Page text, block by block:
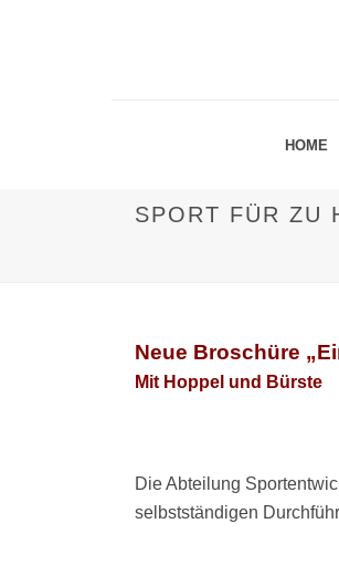
HOME
SPORT FÜR ZU
Neue Broschüre
Mit Hoppel und Bürste
Die Abteilung
selbstständigen